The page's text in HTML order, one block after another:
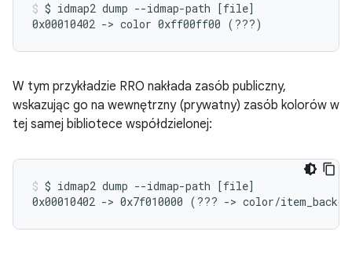
$ idmap2 dump --idmap-path [file]
0x00010402 -> color 0xff00ff00 ( ???)
W tym przykładzie RRO nakłada zasób publiczny,
wskazując go na wewnętrzny (prywatny) zasób kolorów w
tej samej bibliotece współdzielonej:
$ idmap2 dump --idmap-path [file]
0x00010402 -> 0x7f010000 ( ??? -> color/